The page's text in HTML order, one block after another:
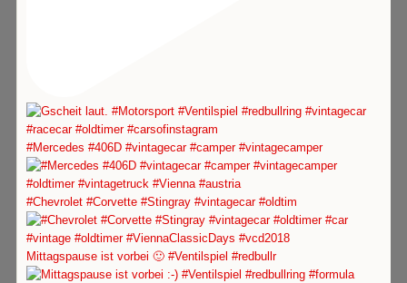
#Mercedes #406D #vintagecar #camper #vintagecamper
#Chevrolet #Corvette #Stingray #vintagecar #oldtim
Mittagspause ist vorbei 🙂 #Ventilspiel #redbullr